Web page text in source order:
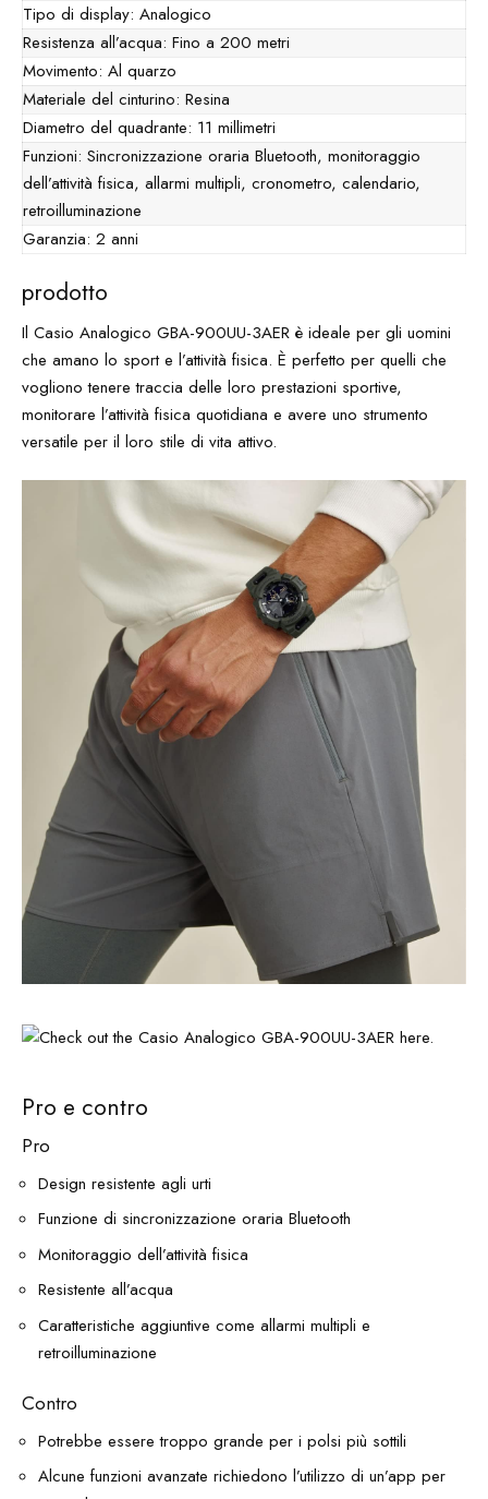
Tipo di display: Analogico
Resistenza all’acqua: Fino a 200 metri
Movimento: Al quarzo
Materiale del cinturino: Resina
Diametro del quadrante: 11 millimetri
Funzioni: Sincronizzazione oraria Bluetooth, monitoraggio
dell’attività fisica, allarmi multipli, cronometro, calendario,
retroilluminazione
Garanzia: 2 anni
prodotto
Il Casio Analogico GBA-900UU-3AER è ideale per gli uomini
che amano lo sport e l’attività fisica. È perfetto per quelli che
vogliono tenere traccia delle loro prestazioni sportive,
monitorare l’attività fisica quotidiana e avere uno strumento
versatile per il loro stile di vita attivo.
Pro e contro
Pro
Design resistente agli urti
Funzione di sincronizzazione oraria Bluetooth
Monitoraggio dell’attività fisica
Resistente all’acqua
Caratteristiche aggiuntive come allarmi multipli e
retroilluminazione
Contro
Potrebbe essere troppo grande per i polsi più sottili
Alcune funzioni avanzate richiedono l’utilizzo di un’app per